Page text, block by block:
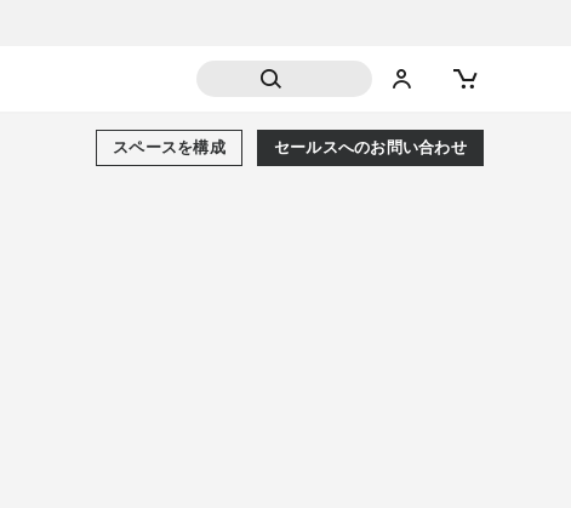
セールスへのお問い合わせ
スペースを構成